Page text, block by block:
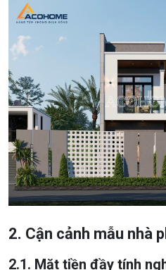
2. Cận cảnh mẫu nhà
2.1. Mặt tiền đầy tính